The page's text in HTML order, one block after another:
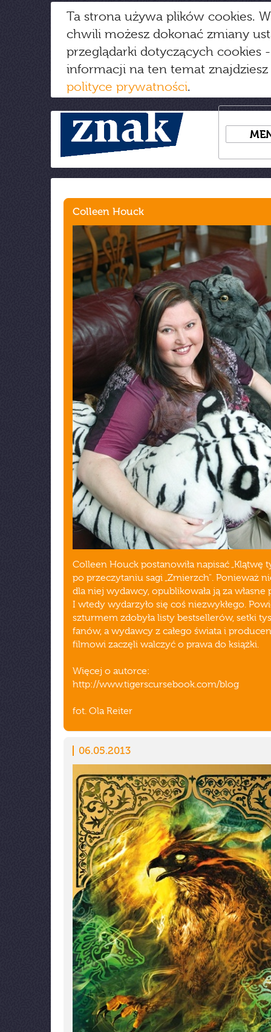
Ta strona używa plików cookies.
chwili możesz dokonać zmiany
przeglądarki dotyczących cookies
informacji na ten temat
polityce prywatności.
Colleen Houck
Colleen Houck postanowiła napisać „Klątwę
po przeczytaniu sagi „Zmierzch". Ponieważ
dla niej wydawcy, opublikowała ją za własne
I wtedy wydarzyło się coś niezwykłego.
szturmem zdobyła listy bestsellerów, setki
fanów, a wydawcy z całego świata i
filmowi zaczęli walczyć o prawa do książki.
Więcej o autorce:
http://www.tigerscursebook.com/blog
fot. Ola Reiter
06.05.2013